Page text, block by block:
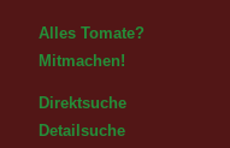
Alles Tomate?
Mitmachen!
Direktsuche
Detailsuche